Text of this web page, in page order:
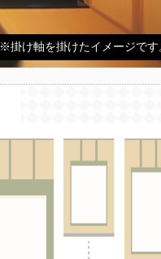
※掛け軸を掛けたイメージです